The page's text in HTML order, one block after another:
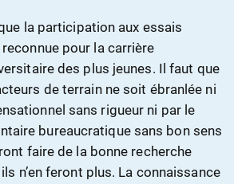
la participation aux essais
pour la carrière
des plus jeunes. Il faut que
de terrain ne soit ébranlée ni
sans rigueur ni par le
bureaucratique sans bon sens
faire de la bonne recherche
n’en feront plus. La connaissance